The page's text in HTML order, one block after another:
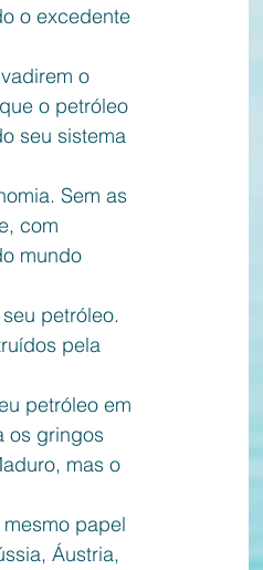
o excedente
o
o petróleo
seu sistema
Sem as
com
mundo
petróleo.
pela
petróleo em
os gringos
mas o
papel
Áustria,